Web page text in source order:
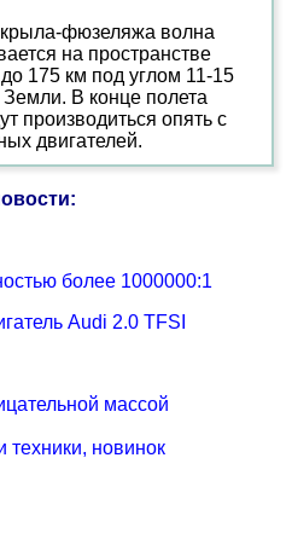
крыла-фюзеляжа волна
на пространстве
175 км под углом 11-15
Земли. В конце полета
производиться опять с
двигателей.
более 1000000:1
Audi 2.0 TFSI
массой
техники, новинок